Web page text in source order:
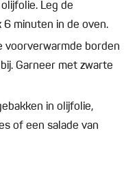
Leg de
6 minuten in de oven.
voorverwarmde borden
Garneer met zwarte
in olijfolie,
of een salade van